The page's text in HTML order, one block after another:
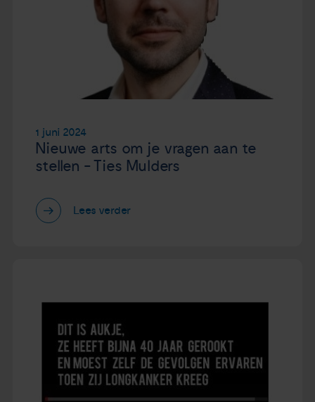
1 juni 2024
Nieuwe arts om je vragen aan te
stellen - Ties Mulders
Lees verder